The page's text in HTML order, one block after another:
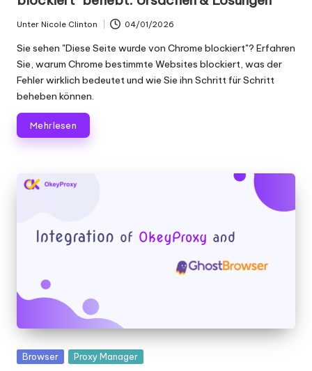
x
y
Geschrieben
von
Unter Nicole Clinton 04/01/2026
Sie sehen "Diese Seite wurde von Chrome blockiert"? Erfahren
Sie, warum Chrome bestimmte Websites blockiert, was der
Fehler wirklich bedeutet und wie Sie ihn Schritt für Schritt
beheben können.
Mehr lesen
Gepostet
Browser Proxy Manager